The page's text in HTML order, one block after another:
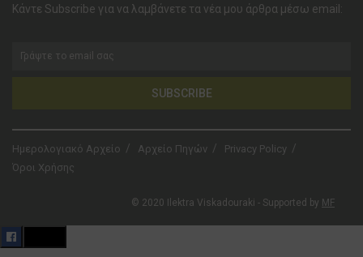
Κάντε Subscribe για να λαμβάνετε τα νέα μου άρθρα μέσω email:
SUBSCRIBE
Ημερολογιακό Αρχείο Αρχείο Πηγών
Privacy Policy
Όροι Χρήσης
© 2020 Ilektra Viskadouraki - Supported by MF